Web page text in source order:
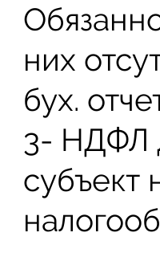
них
бух.
3- НДФЛ
субъект